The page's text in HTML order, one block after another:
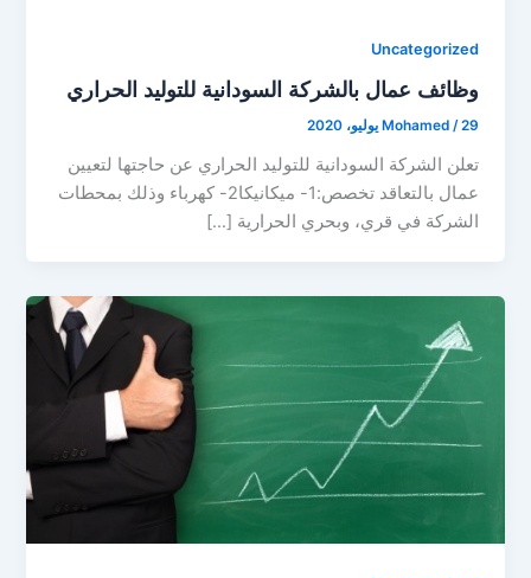
Uncategorized
وظائف عمال بالشركة السودانية للتوليد الحراري
Mohamed /29 يوليو، 2020
تعلن الشركة السودانية للتوليد الحراري عن حاجتها لتعيين
عمال بالتعاقد تخصص:1- ميكانيكا2- كهرباء وذلك بمحطات
الشركة في قري، وبحري الحرارية […]